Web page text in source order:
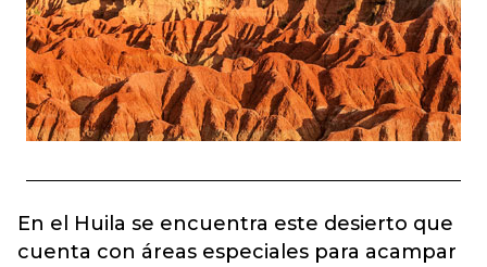
En el Huila se encuentra este desierto que
cuenta con áreas especiales para acampar